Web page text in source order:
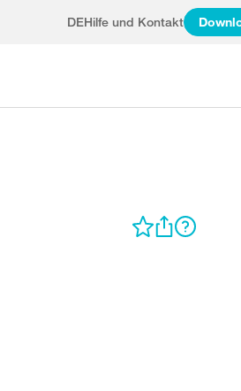
DEHilfe und Kontakt